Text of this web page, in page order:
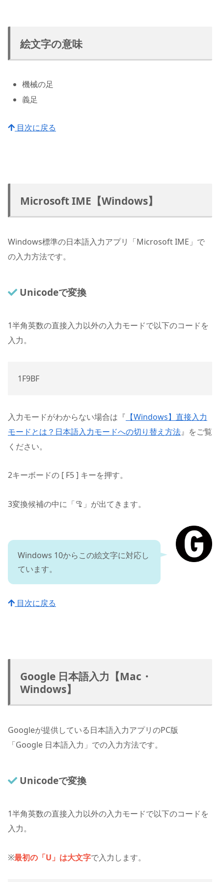
絵文字の意味
機械の足
義足
目次に戻る
Microsoft IME【Windows】
Windows標準の日本語入力アプリ「Microsoft IME」で
の入力方法です。
Unicodeで変換
1半角英数の直接入力以外の入力モードで以下のコードを
入力。
1F9BF
入力モードがわからない場合は『 【Windows】直接入力
モードとは？日本語入力モードへの切り替え方法』をご覧
ください。
2キーボードの [ F5 ] キーを押す。
3変換候補の中に「🦿」が出てきます。
Windows 10からこの絵文字に対応し
ています。
目次に戻る
Google 日本語入力【Mac・
Windows】
Googleが提供している日本語入力アプリのPC版
「Google 日本語入力」での入力方法です。
Unicodeで変換
1半角英数の直接入力以外の入力モードで以下のコードを
入力。
※最初の「U」は大文字で入力します。